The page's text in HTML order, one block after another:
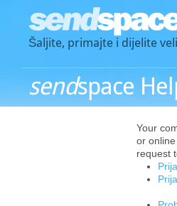
Šaljite, primajte i dijelite
sendspace
Your
or
request